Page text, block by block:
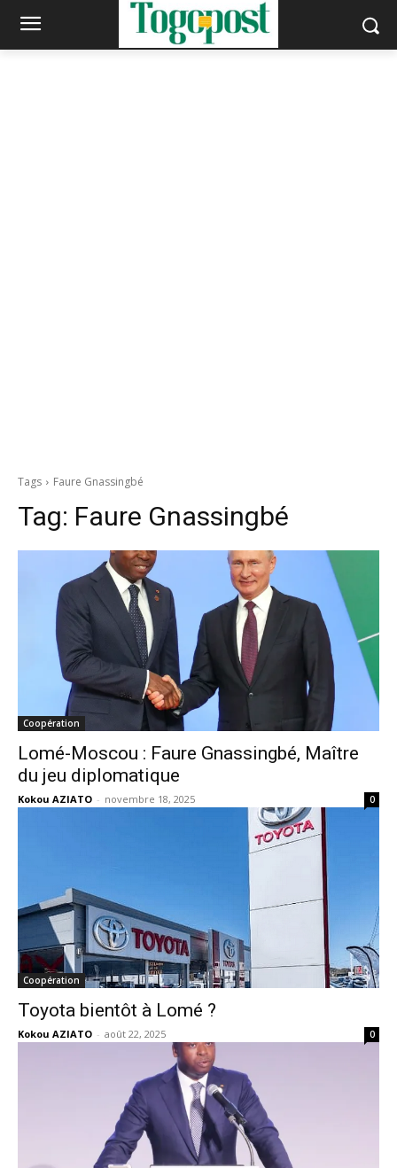
Tags Faure Gnassingbé
Tag: Faure Gnassingbé
Coopération
Lomé-Moscou : Faure Gnassingbé, Maître
du jeu diplomatique
Kokou AZIATO - novembre 18, 2025 0
Coopération
Toyota bientôt à Lomé ?
Kokou AZIATO - août 22, 2025 0